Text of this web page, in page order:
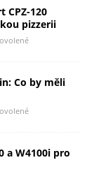
CPZ-120
pizzerii
Co by měli
a W4100i pro